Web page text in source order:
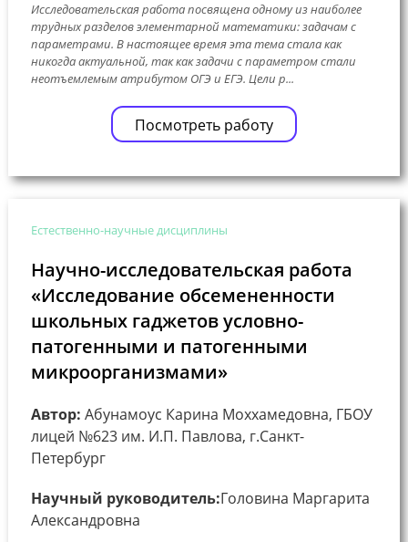
Исследовательская работа посвящена одному из наиболее
трудных разделов элементарной математики: задачам с
параметрами. В настоящее время эта тема стала как
никогда актуальной, так как задачи с параметром стали
неотъемлемым атрибутом ОГЭ и ЕГЭ. Цели р...
Посмотреть работу
Естественно-научные дисциплины
Научно-исследовательская работа
«Исследование обсемененности
школьных гаджетов условно-
патогенными и патогенными
микроорганизмами»
Автор: Абунамоус Карина Моххамедовна, ГБОУ
лицей №623 им. И.П. Павлова, г.Санкт-
Петербург
Научный руководитель:Головина Маргарита
Александровна